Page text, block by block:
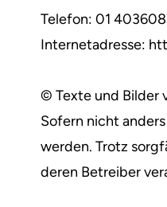
Telefon: 01
Internetadresse:
© Texte und Bilder
Sofern nicht
werden. Trotz
deren Betreiber